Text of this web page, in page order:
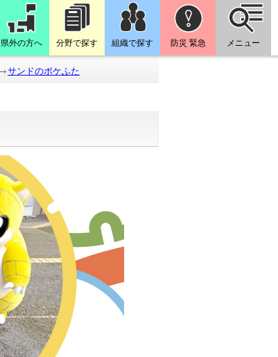
県外の方へ 分野で探す 組織で探す 防災 緊急 メニュー
サンドのポケふた